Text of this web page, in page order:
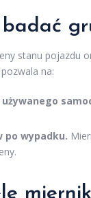
stanu pojazdu
na:
po wypadku.